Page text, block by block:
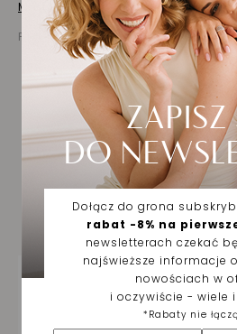
Masz pytania? Zapytaj!
Prezentowana cena jest ceną brutto
Biżuteria